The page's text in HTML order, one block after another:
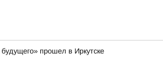
прошел в Иркутске